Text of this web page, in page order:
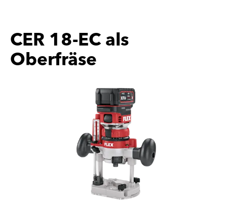
CER 18-EC als
Oberfräse